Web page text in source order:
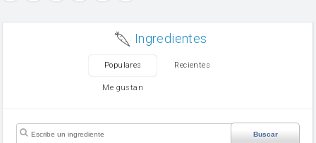
Ingredientes
Populares Recientes
Me gustan
Buscar